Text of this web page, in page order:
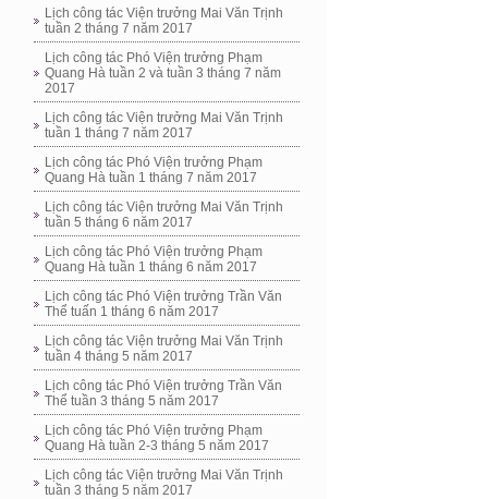
Lịch công tác Viện trưởng Mai Văn Trịnh
tuần 2 tháng 7 năm 2017
Lịch công tác Phó Viện trưởng Phạm
Quang Hà tuần 2 và tuần 3 tháng 7 năm
2017
Lịch công tác Viện trưởng Mai Văn Trịnh
tuần 1 tháng 7 năm 2017
Lịch công tác Phó Viện trưởng Phạm
Quang Hà tuần 1 tháng 7 năm 2017
Lịch công tác Viện trưởng Mai Văn Trịnh
tuần 5 tháng 6 năm 2017
Lịch công tác Phó Viện trưởng Phạm
Quang Hà tuần 1 tháng 6 năm 2017
Lịch công tác Phó Viện trưởng Trần Văn
Thể tuấn 1 tháng 6 năm 2017
Lịch công tác Viện trưởng Mai Văn Trịnh
tuần 4 tháng 5 năm 2017
Lịch công tác Phó Viện trưởng Trần Văn
Thể tuần 3 tháng 5 năm 2017
Lịch công tác Phó Viện trưởng Phạm
Quang Hà tuần 2-3 tháng 5 năm 2017
Lịch công tác Viện trưởng Mai Văn Trịnh
tuần 3 tháng 5 năm 2017